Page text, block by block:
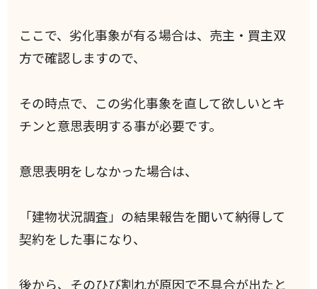
ここで、劣化事象が有る場合は、売主・買主双
方で確認しますので、
その時点で、この劣化事象を直して欲しいとキ
チンと意思表明する事が必要です。
意思表明をしなかった場合は、
「建物状況調査」の結果報告を聞いて納得して
契約をした事になり、
後から、そのひび割れが原因で不具合が出たと